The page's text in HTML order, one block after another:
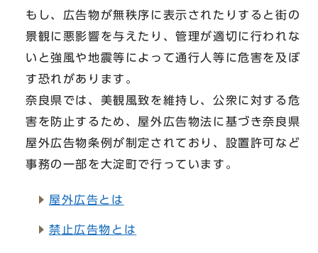
もし、広告物が無秩序に表示されたりすると街の
景観に悪影響を与えたり、管理が適切に行われな
いと強風や地震等によって通行人等に危害を及ぼ
す恐れがあります。
奈良県では、美観風致を維持し、公衆に対する危
害を防止するため、屋外広告物法に基づき奈良県
屋外広告物条例が制定されており、設置許可など
事務の一部を大淀町で行っています。
屋外広告とは
禁止広告物とは